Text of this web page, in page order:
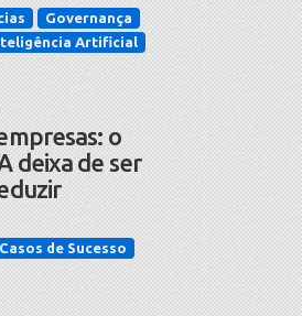
Governança
Artificial
o
deixa de ser
Casos de Sucesso